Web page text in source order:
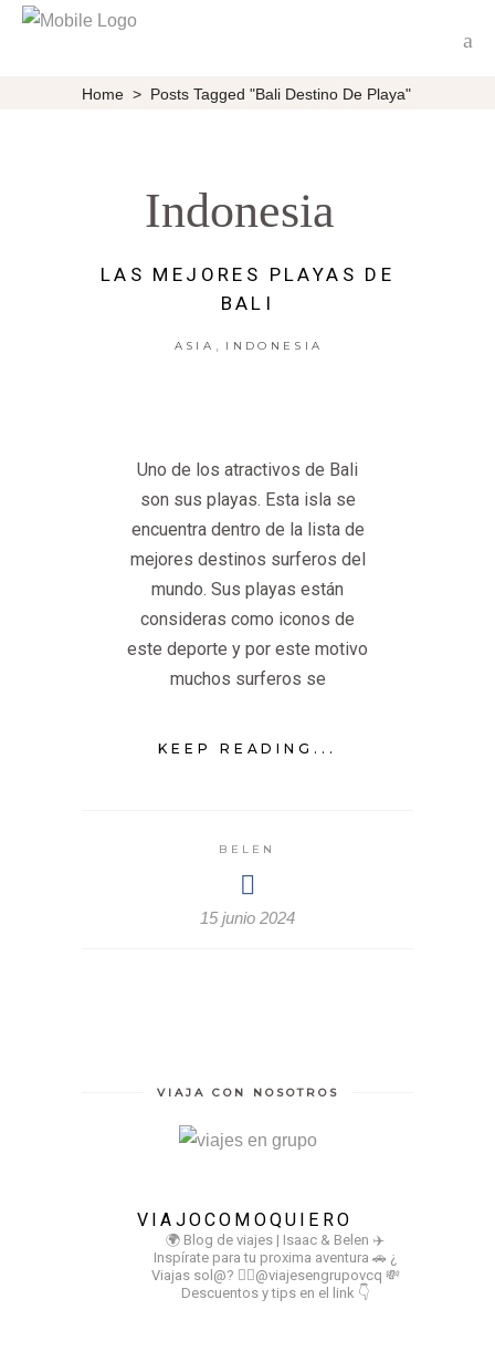
Home > Posts Tagged "Bali Destino De Playa"
Indonesia
LAS MEJORES PLAYAS DE
BALI
ASIA , INDONESIA
Uno de los atractivos de Bali
son sus playas. Esta isla se
encuentra dentro de la lista de
mejores destinos surferos del
mundo. Sus playas están
consideras como iconos de
este deporte y por este motivo
muchos surferos se
KEEP READING...
BELEN
15 junio 2024
VIAJA CON NOSOTROS
VIAJOCOMOQUIERO
🌍 Blog de viajes | Isaac & Belen ✈️
Inspírate para tu proxima aventura 🚗 ¿
Viajas sol@? 👉🏻@viajesengrupovcq 💸
Descuentos y tips en el link 👇